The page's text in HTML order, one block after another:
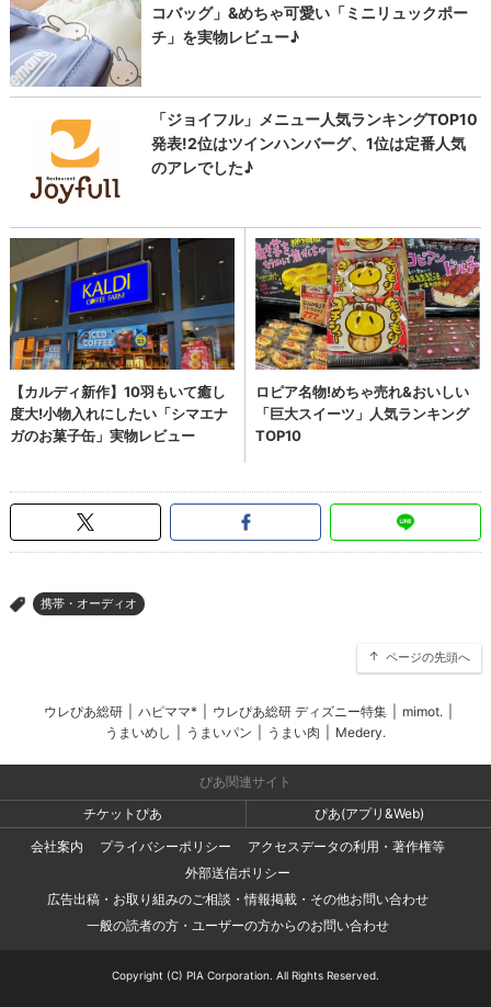
> 携帯・オーディオ
ページの先頭へ
ウレぴあ総研 ハピママ* ウレぴあ総研 ディズニー特集 mimot.
うまいめし
うまいパン うまい肉 Medery.
ぴあ関連サイト
チケットぴあ
ぴあ(アプリ&Web)
会社案内
プライバシーポリシー
アクセスデータの利用・著作権等
外部送信ポリシー
広告出稿・お取り組みのご相談・情報掲載・その他お問い合わせ
一般の読者の方・ユーザーの方からのお問い合わせ
Copyright (C) PIA Corporation. All Rights Reserved.